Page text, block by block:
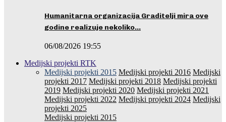
Humanitarna organizacija Graditelji mira ove
godine realizuje nekoliko…
06/08/2026 19:55
Medijski projekti RTK
Medijski projekti 2015 Medijski projekti 2016 Medijski
projekti 2017 Medijski projekti 2018 Medijski projekti
2019 Medijski projekti 2020 Medijski projekti 2021
Medijski projekti 2022 Medijski projekti 2024 Medijski
projekti 2025
Medijski projekti 2015